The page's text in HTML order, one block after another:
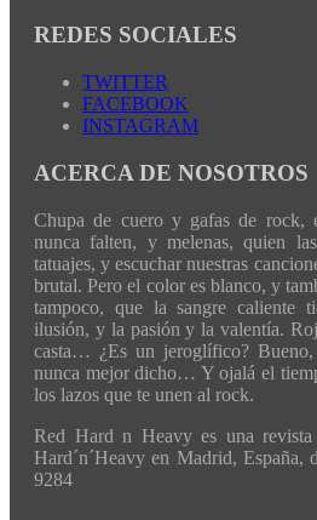
REDES SOCIALES
TWITTER
FACEBOOK
INSTAGRAM
ACERCA DE NOSOTROS
Chupa de cuero y gafas de rock,
nunca falten, y melenas, quien
tatuajes, y escuchar nuestras
brutal. Pero el color es blanco, y
tampoco, que la sangre caliente
ilusión, y la pasión y la valentía.
casta… ¿Es un jeroglífico? Bueno,
nunca mejor dicho… Y ojalá el
los lazos que te unen al rock.
Red Hard n Heavy es una
Hard´n´Heavy en Madrid, España,
9284